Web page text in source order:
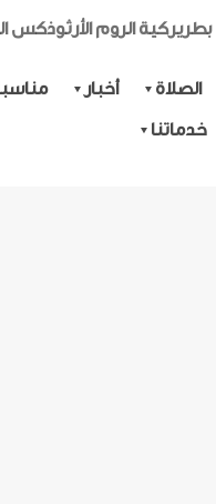
بطريركية الروم الأرثوذكس
الصلاة أخبار
خدماتنا